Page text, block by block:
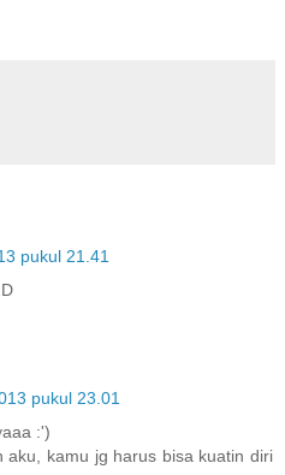
pukul 21.41
pukul 23.01
:')
aku, kamu jg harus bisa kuatin diri